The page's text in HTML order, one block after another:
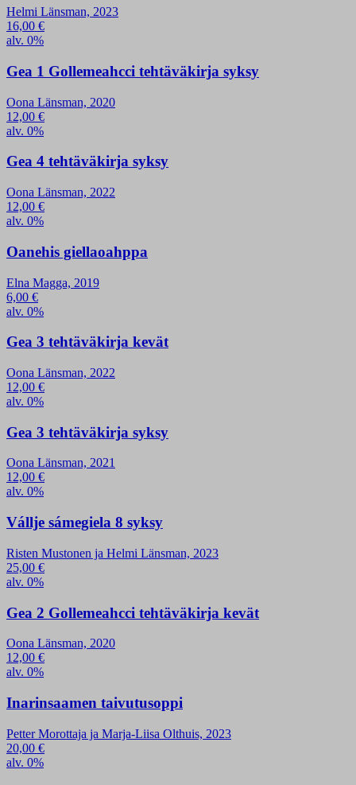
Helmi Länsman, 2023
16,00 €
alv. 0%
Gea 1 Gollemeahcci tehtäväkirja syksy
Oona Länsman, 2020
12,00 €
alv. 0%
Gea 4 tehtäväkirja syksy
Oona Länsman, 2022
12,00 €
alv. 0%
Oanehis giellaoahppa
Elna Magga, 2019
6,00 €
alv. 0%
Gea 3 tehtäväkirja kevät
Oona Länsman, 2022
12,00 €
alv. 0%
Gea 3 tehtäväkirja syksy
Oona Länsman, 2021
12,00 €
alv. 0%
Vállje sámegiela 8 syksy
Risten Mustonen ja Helmi Länsman, 2023
25,00 €
alv. 0%
Gea 2 Gollemeahcci tehtäväkirja kevät
Oona Länsman, 2020
12,00 €
alv. 0%
Inarinsaamen taivutusoppi
Petter Morottaja ja Marja-Liisa Olthuis, 2023
20,00 €
alv. 0%